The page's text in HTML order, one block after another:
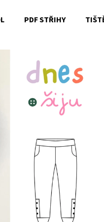
PDF STŘIHY
Co potřebujete
Doporučujeme